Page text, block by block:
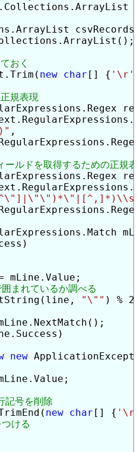
csvRecords
new char [] { '\r'
,
mLine.Value;
"\"" ) %
new
new char [] {